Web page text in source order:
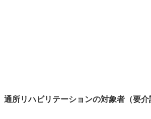
通所リハビリテーションの対象者（要介